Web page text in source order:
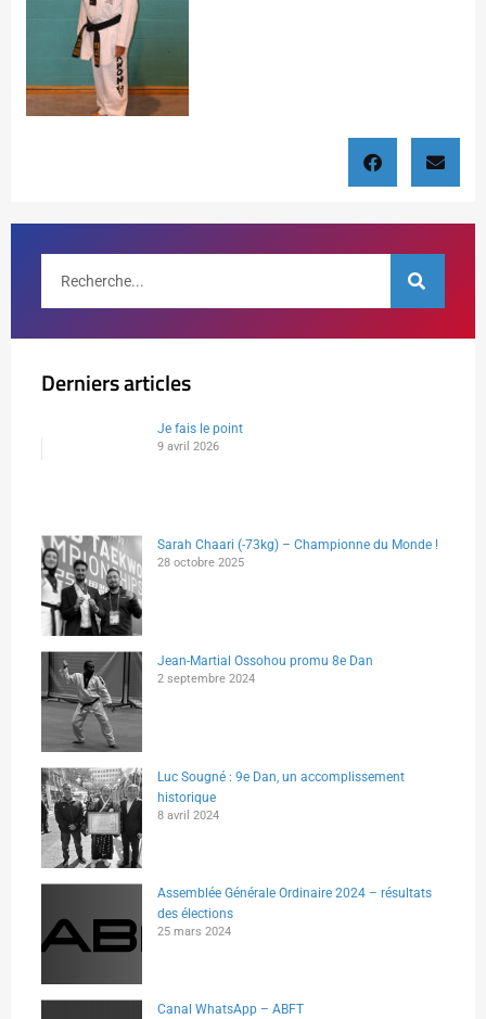
Derniers articles
Je fais le point
9 avril 2026
Sarah Chaari (-73kg) – Championne du Monde !
28 octobre 2025
Jean-Martial Ossohou promu 8e Dan
2 septembre 2024
Luc Sougné : 9e Dan, un accomplissement
historique
8 avril 2024
Assemblée Générale Ordinaire 2024 – résultats
des élections
25 mars 2024
Canal WhatsApp – ABFT